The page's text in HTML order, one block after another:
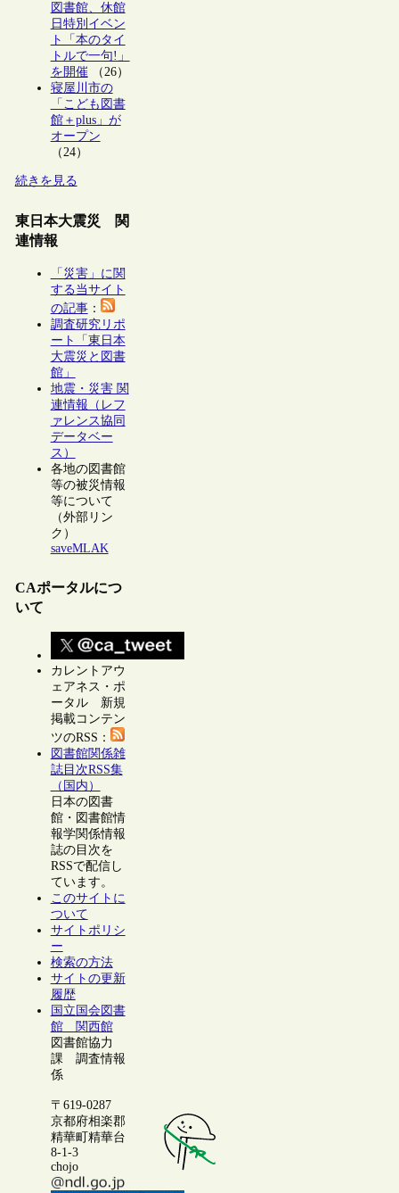
図書館、休館
日特別イベン
ト「本のタイ
トルで一句!」
を開催（26）
寝屋川市の
「こども図書
館＋plus」が
オープン
（24）
続きを見る
東日本大震災 関
連情報
「災害」に関
する当サイト
の記事：
調査研究リポ
ート「東日本
大震災と図書
館」
地震・災害 関
連情報（レフ
ァレンス協同
データベー
ス）
各地の図書館
等の被災情報
等について
（外部リン
ク）
saveMLAK
CAポータルにつ
いて
カレントアウ
ェアネス・ポ
ータル 新規
掲載コンテン
ツのRSS：
図書館関係雑
誌目次RSS集
（国内）
日本の図書
館・図書館情
報学関係情報
誌の目次を
RSSで配信し
ています。
このサイトに
ついて
サイトポリシ
ー
検索の方法
サイトの更新
履歴
国立国会図書
館 関西館
図書館協力
課 調査情報
係
〒619-0287
京都府相楽郡
精華町精華台
8-1-3
chojo